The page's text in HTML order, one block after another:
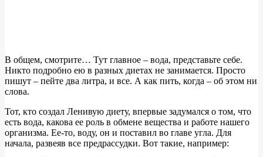
В общем, смотрите… Тут главное – вода, представьте себе.
Никто подробно ею в разных диетах не занимается. Просто
пишут – пейте два литра, и все. А как пить, когда – об этом ни
слова.
Тот, кто создал Ленивую диету, впервые задумался о том, что
есть вода, какова ее роль в обмене вещества и работе нашего
организма. Ее-то, воду, он и поставил во главе угла. Для
начала, развеяв все предрассудки. Вот такие, например: